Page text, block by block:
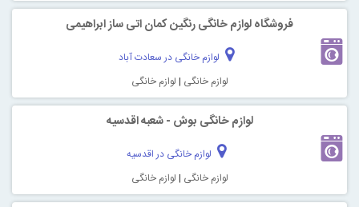
فروشگاه لوازم خانگی رنگین کمان اتی ساز ابراهیمی
لوازم خانگی در سعادت آباد
لوازم خانگی | لوازم خانگی
لوازم خانگی بوش - شعبه اقدسیه
لوازم خانگی در اقدسیه
لوازم خانگی | لوازم خانگی